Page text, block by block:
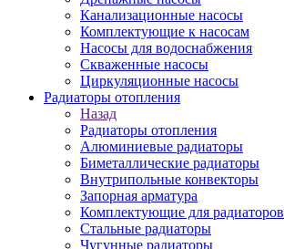
Канализационные насосы
Комплектующие к насосам
Насосы для водоснабжения
Скваженные насосы
Циркуляционные насосы
Радиаторы отопления
Назад
Радиаторы отопления
Алюминиевые радиаторы
Биметаллические радиаторы
Внутрипольные конвекторы
Запорная арматура
Комплектующие для радиаторов
Стальные радиаторы
Чугунные радиаторы